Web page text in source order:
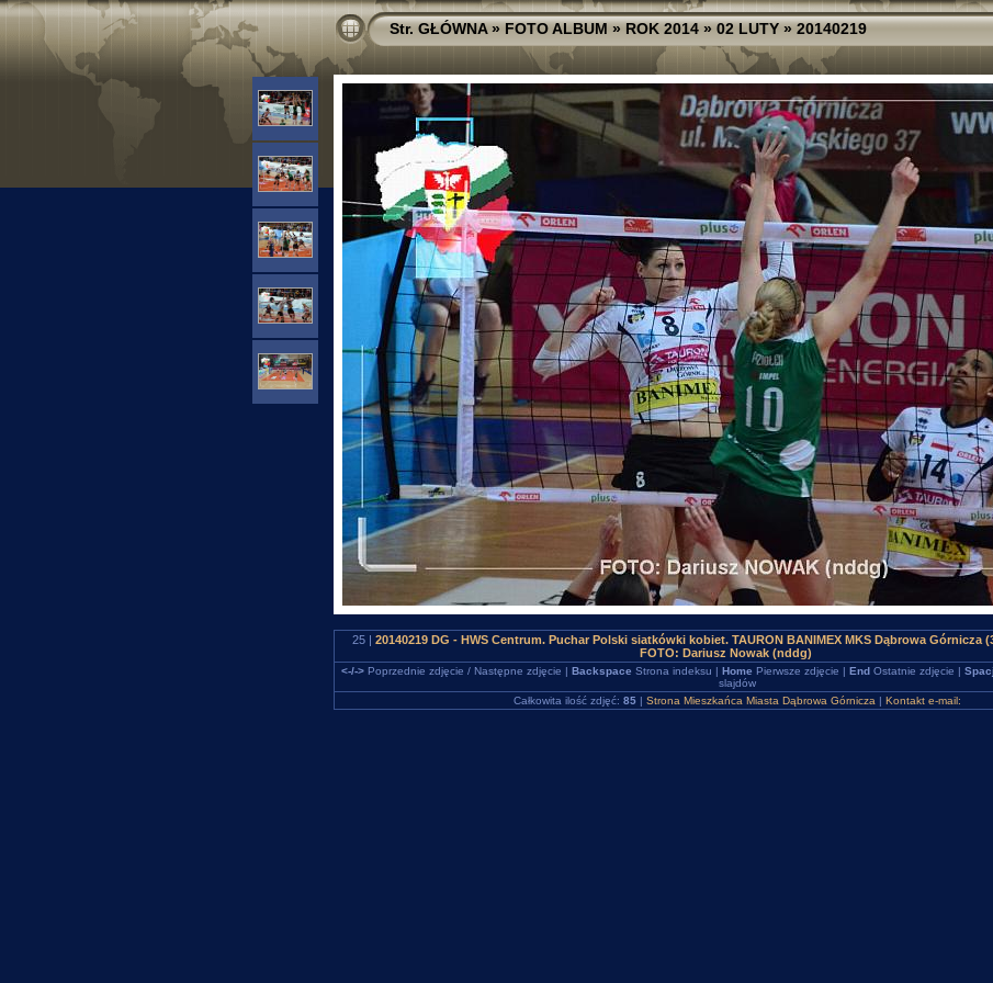
Str. GŁÓWNA»FOTO ALBUM»ROK 2014»02 LUTY»20140219
25 | 20140219 DG - HWS Centrum. Puchar Polski siatkówki kobiet. TAURON BANIMEX MKS Dąbrowa Górnicza
FOTO: Dariusz Nowak (nddg)
<-/->Poprzednie zdjęcie / Następne zdjęcie | Backspace Strona indeksu | Home Pierwsze zdjęcie | EndOstatnie zdjęcie |
slajdów
Całkowita ilość zdjęć: 85 | Strona Mieszkańca Miasta Dąbrowa Górnicza | Kontakt e-mail: